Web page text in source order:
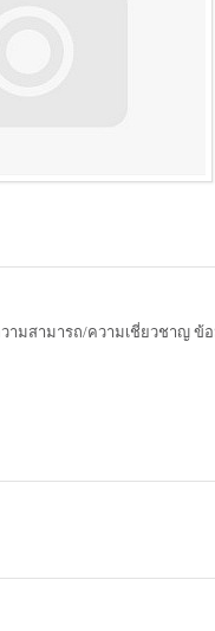
ามสามารถ/ความเชี่ยวชาญ ข้